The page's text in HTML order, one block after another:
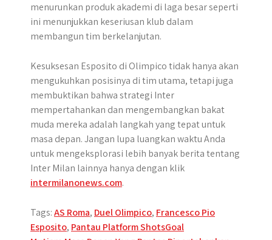
menurunkan produk akademi di laga besar seperti
ini menunjukkan keseriusan klub dalam
membangun tim berkelanjutan.
Kesuksesan Esposito di Olimpico tidak hanya akan
mengukuhkan posisinya di tim utama, tetapi juga
membuktikan bahwa strategi Inter
mempertahankan dan mengembangkan bakat
muda mereka adalah langkah yang tepat untuk
masa depan.Jangan lupa luangkan waktu Anda
untuk mengeksplorasi lebih banyak berita tentang
Inter Milan lainnya hanya dengan klik
intermilanonews.com.
Tags:AS Roma, Duel Olimpico, Francesco Pio
Esposito, Pantau Platform ShotsGoal